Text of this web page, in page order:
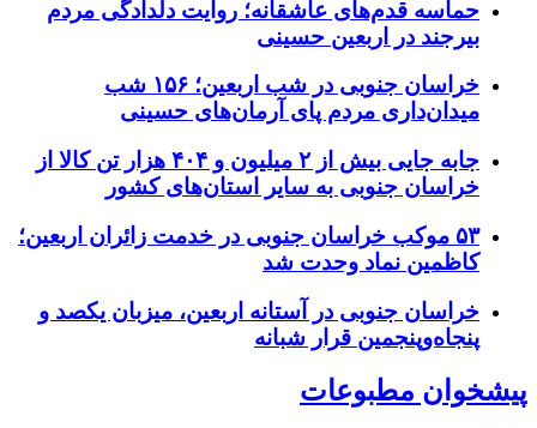
حماسه قدم‌های عاشقانه؛ روایت دلدادگی مردم
بیرجند در اربعین حسینی
خراسان جنوبی در شب اربعین؛ ۱۵۶ شب
میدان‌داری مردم پای آرمان‌های حسینی
جابه جایی بیش از ۲ میلیون و ۴۰۴ هزار تن کالا از
خراسان جنوبی به سایر استان‌های کشور
۵۳ موکب خراسان جنوبی در خدمت زائران اربعین؛
کاظمین نماد وحدت شد
خراسان جنوبی در آستانه اربعین، میزبان یکصد و
پنجاه‌وپنجمین قرار شبانه
پیشخوان مطبوعات